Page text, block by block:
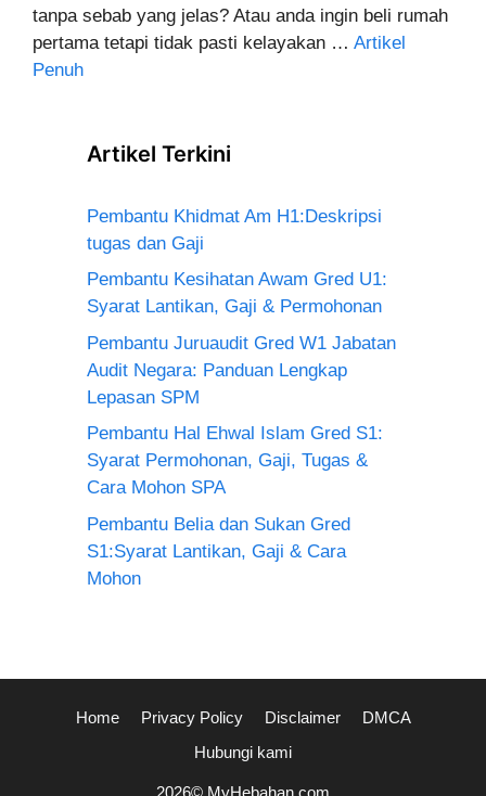
tanpa sebab yang jelas? Atau anda ingin beli rumah
pertama tetapi tidak pasti kelayakan … Artikel
Penuh
Artikel Terkini
Pembantu Khidmat Am H1:Deskripsi
tugas dan Gaji
Pembantu Kesihatan Awam Gred U1:
Syarat Lantikan, Gaji & Permohonan
Pembantu Juruaudit Gred W1 Jabatan
Audit Negara: Panduan Lengkap
Lepasan SPM
Pembantu Hal Ehwal Islam Gred S1:
Syarat Permohonan, Gaji, Tugas &
Cara Mohon SPA
Pembantu Belia dan Sukan Gred
S1:Syarat Lantikan, Gaji & Cara
Mohon
Home Privacy Policy Disclaimer
DMCA
Hubungi kami
2026© MyHebahan.com